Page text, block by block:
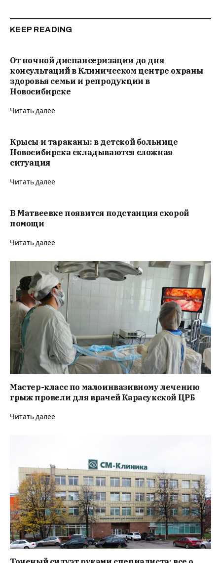
KEEP READING
От ночной диспансеризации до дня
консультаций в Клиническом центре охраны
здоровья семьи и репродукции в
Новосибирске
Читать далее
Крысы и тараканы: в детской больнице
Новосибирска складываются сложная
ситуация
Читать далее
В Матвеевке появится подстанция скорой
помощи
Читать далее
Мастер-класс по малоинвазивному лечению
грыж провели для врачей Карасукской ЦРБ
Читать далее